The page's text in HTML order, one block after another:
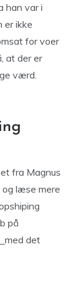
han var i
er ikke
for voer
at der er
værd.
fra Magnus
og læse mere
på
med det